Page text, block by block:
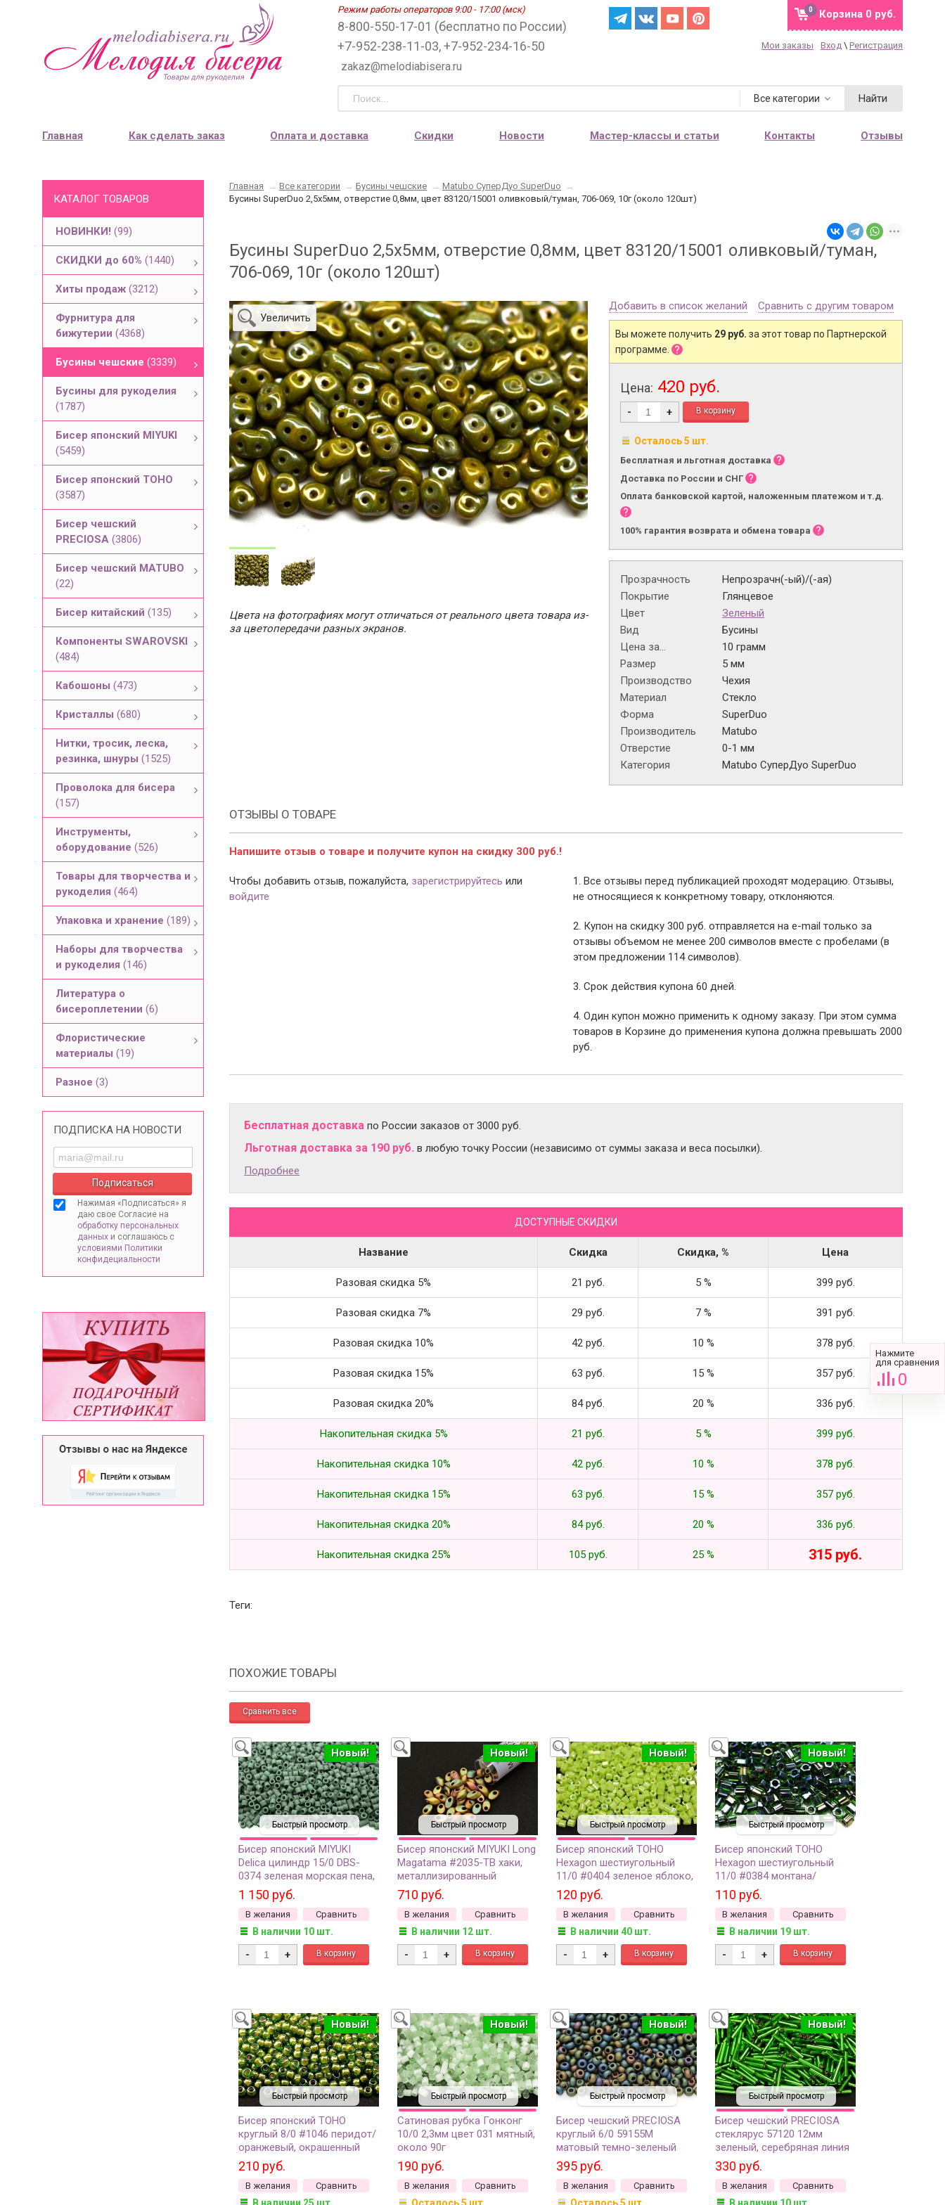
Режим работы операторов 9:00 - 17:00 (мск)
8-800-550-17-01 (бесплатно по России)
+7-952-238-11-03, +7-952-234-16-50
zakaz@melodiabisera.ru
Корзина 0 руб.
0
Мои заказы Вход \ Регистрация
Все категории Найти
Главная Как сделать заказ Оплата и доставка Скидки Новости Мастер-классы и статьи Контакты Отзывы
КАТАЛОГ ТОВАРОВ
НОВИНКИ! (99)
СКИДКИ до 60% (1440)
Хиты продаж (3212)
Фурнитура для
бижутерии (4368)
Бусины чешские (3339)
Бусины для рукоделия
(1787)
Бисер японский MIYUKI
(5459)
Бисер японский TOHO
(3587)
Бисер чешский
PRECIOSA (3806)
Бисер чешский MATUBO
(22)
Бисер китайский (135)
Компоненты SWAROVSKI
(484)
Кабошоны (473)
Кристаллы (680)
Нитки, тросик, леска,
резинка, шнуры (1525)
Проволока для бисера
(157)
Инструменты,
оборудование (526)
Товары для творчества и
рукоделия (464)
Упаковка и хранение (189)
Наборы для творчества
и рукоделия (146)
Литература о
бисероплетении (6)
Флористические
материалы (19)
Разное (3)
ПОДПИСКА НА НОВОСТИ
Нажимая «Подписаться» я
даю свое Согласие на
обработку персональных
данных и соглашаюсь с
условиями Политики
конфидециальности
Главная → Все категории → Бусины чешские → Matubo СуперДуо SuperDuo
→
Бусины SuperDuo 2,5х5мм, отверстие 0,8мм, цвет 83120/15001 оливковый/туман, 706-069, 10г (около 120шт)
Бусины SuperDuo 2,5х5мм, отверстие 0,8мм, цвет 83120/15001 оливковый/туман,
706-069, 10г (около 120шт)
Увеличить
Цвета на фотографиях могут отличаться от реального цвета товара из-
за цветопередачи разных экранов.
Добавить в список желаний Сравнить с другим товаром
Вы можете получить 29 руб. за этот товар по Партнерской
программе.
Цена: 420 руб.
- +
Осталось 5 шт.
Бесплатная и льготная доставка
Доставка по России и СНГ
Оплата банковской картой, наложенным платежом и т.д.
100% гарантия возврата и обмена товара
Прозрачность
Непрозрачн(-ый)/(-ая)
Покрытие
Глянцевое
Цвет
Зеленый
Вид
Бусины
Цена за...
10 грамм
Размер
5 мм
Производство
Чехия
Материал
Стекло
Форма
SuperDuo
Производитель
Matubo
Отверстие
0-1 мм
Категория
Matubo СуперДуо SuperDuo
ОТЗЫВЫ О ТОВАРЕ
Напишите отзыв о товаре и получите купон на скидку 300 руб.!
Чтобы добавить отзыв, пожалуйста, зарегистрируйтесь или
войдите
1. Все отзывы перед публикацией проходят модерацию. Отзывы,
не относящиеся к конкретному товару, отклоняются.
2. Купон на скидку 300 руб. отправляется на e-mail только за
отзывы объемом не менее 200 символов вместе с пробелами (в
этом предложении 114 символов).
3. Срок действия купона 60 дней.
4. Один купон можно применить к одному заказу. При этом сумма
товаров в Корзине до применения купона должна превышать 2000
руб.
Бесплатная доставка по России заказов от 3000 руб.
Льготная доставка за 190 руб. в любую точку России (независимо от суммы заказа и веса посылки).
Подробнее
ДОСТУПНЫЕ СКИДКИ
Название Скидка Скидка, % Цена
Разовая скидка 5% 21 руб. 5 % 399 руб.
Разовая скидка 7% 29 руб. 7 % 391 руб.
Разовая скидка 10% 42 руб. 10 % 378 руб.
Разовая скидка 15% 63 руб. 15 % 357 руб.
Разовая скидка 20% 84 руб. 20 % 336 руб.
Накопительная скидка 5% 21 руб. 5 % 399 руб.
Накопительная скидка 10% 42 руб. 10 % 378 руб.
Накопительная скидка 15% 63 руб. 15 % 357 руб.
Накопительная скидка 20% 84 руб. 20 % 336 руб.
Накопительная скидка 25% 105 руб. 25 % 315 руб.
Теги:
ПОХОЖИЕ ТОВАРЫ
Быстрый просмотр
Новый!
Бисер японский MIYUKI
Delica цилиндр 15/0 DBS-
0374 зеленая морская пена,
непрозрачный матовый, 5
грамм
1 150 руб.
В желания Сравнить
В наличии 10 шт.
- +
Быстрый просмотр
Новый!
Бисер японский MIYUKI Long
Magatama #2035-TB хаки,
металлизированный
матовый ирис, 1 туба (около
8 грамм)
710 руб.
В желания Сравнить
В наличии 12 шт.
- +
Быстрый просмотр
Новый!
Бисер японский TOHO
Hexagon шестиугольный
11/0 #0404 зеленое яблоко,
радужный непрозрачный, 5
грамм
120 руб.
В желания Сравнить
В наличии 40 шт.
- +
Быстрый просмотр
Новый!
Бисер японский TOHO
Hexagon шестиугольный
11/0 #0384 монтана/
зеленый радужный,
окрашенный изнутри, 5
грамм
110 руб.
В желания Сравнить
В наличии 19 шт.
- +
Быстрый просмотр
Новый!
Бисер японский TOHO
круглый 8/0 #1046 перидот/
оранжевый, окрашенный
изнутри, 10 грамм
210 руб.
В желания Сравнить
В наличии 25 шт.
Быстрый просмотр
Новый!
Сатиновая рубка Гонконг
10/0 2,3мм цвет 031 мятный,
около 90г
190 руб.
В желания Сравнить
Осталось 5 шт.
Быстрый просмотр
Новый!
Бисер чешский PRECIOSA
круглый 6/0 59155М
матовый темно-зеленый
непрозрачный ирис, 50г
395 руб.
В желания Сравнить
Осталось 5 шт.
Быстрый просмотр
Новый!
Бисер чешский PRECIOSA
стеклярус 57120 12мм
зеленый, серебряная линия
внутри, 50г
330 руб.
В желания Сравнить
В наличии 10 шт.
Нажмите
для сравнения
0